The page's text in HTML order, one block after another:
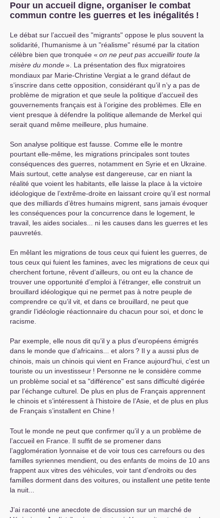
Pour un accueil digne, organiser le combat
commun contre les guerres et les inégalités !
Le débat sur l’accueil des "migrants" oppose le plus souvent la
solidarité, l’humanisme à un "réalisme" résumé par la citation
célèbre bien que tronquée « on ne peut pas accueillir toute la
misère du monde». La présentation des flux migratoires
mondiaux par Marie-Christine Vergiat a le grand défaut de
s’inscrire dans cette opposition, considérant qu’il n’y a pas de
problème de migration et que seule la politique d’accueil des
gouvernements français est à l’origine des problèmes. Elle en
vient presque à défendre la politique allemande de Merkel qui
serait quand même meilleure, plus humaine.
Son analyse politique est fausse. Comme elle le montre
pourtant elle-même, les migrations principales sont toutes
conséquences des guerres, notamment en Syrie et en Ukraine.
Mais surtout, cette analyse est dangereuse, car en niant la
réalité que voient les habitants, elle laisse la place à la victoire
idéologique de l’extrême-droite en laissant croire qu’il est normal
que des milliards d’êtres humains migrent, sans jamais évoquer
les conséquences pour la concurrence dans le logement, le
travail, les aides sociales... ni les causes dans les guerres et les
pauvretés.
En mêlant les migrations de tous ceux qui fuient les guerres, de
tous ceux qui fuient les famines, avec les migrations de ceux qui
cherchent fortune, rêvent d’ailleurs, ou ont eu la chance de
trouver une opportunité d’emploi à l’étranger, elle construit un
brouillard idéologique qui ne permet pas à notre peuple de
comprendre ce qu’il vit, et dans ce brouillard, ne peut que
grandir l’idéologie réactionnaire du chacun pour soi, et donc le
racisme.
Par exemple, elle nous dit qu’il y a plus d’européens émigrés
dans le monde que d’africains... et alors? Il y a aussi plus de
chinois, mais un chinois qui vient en France aujourd’hui, c’est un
touriste ou un investisseur ! Personne ne le considère comme
un problème social et sa "différence" est sans difficulté digérée
par l’échange culturel. De plus en plus de Français apprennent
le chinois et s’intéressent à l’histoire de l’Asie, et de plus en plus
de Français s’installent en Chine !
Tout le monde ne peut que confirmer qu’il y a un problème de
l’accueil en France. Il suffit de se promener dans
l’agglomération lyonnaise et de voir tous ces carrefours ou des
familles syriennes mendient, ou des enfants de moins de 10 ans
frappent aux vitres des véhicules, voir tant d’endroits ou des
familles dorment dans des voitures, ou installent une petite tente
la nuit...
J’ai raconté une anecdote de discussion sur un marché de